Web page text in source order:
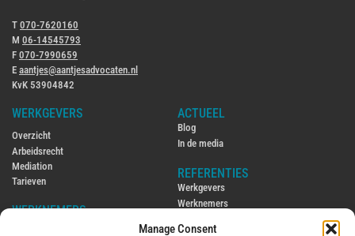
Manage Consent
T 070-7620160
M 06-14545793
F 070-7990659
E aantjes@aantjesadvocaten.nl
KvK 53904842
WERKGEVERS
Overzicht
Arbeidsrecht
Mediation
Tarieven
WERKNEMERS
ACTUEEL
Blog
In de media
REFERENTIES
Werkgevers
Werknemers